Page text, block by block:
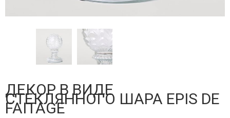
ДЕКОР В ВИДЕ
СТЕКЛЯННОГО ШАРА EPIS DE
FAITAGE